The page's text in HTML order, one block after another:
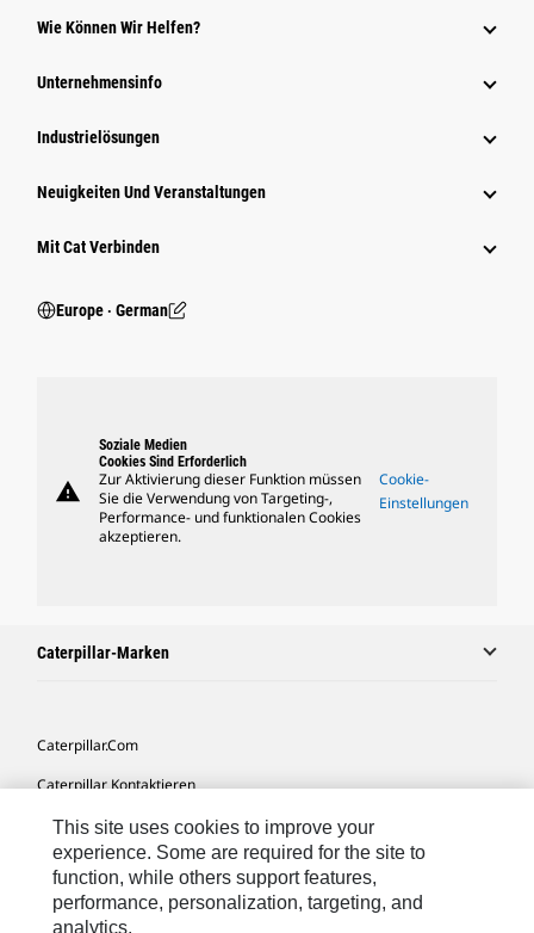
Wie Können Wir Helfen?
Unternehmensinfo
Industrielösungen
Neuigkeiten Und Veranstaltungen
Mit Cat Verbinden
Europe ‧ German
warning
Soziale Medien
Cookies Sind Erforderlich
Zur Aktivierung dieser Funktion müssen
Sie die Verwendung von Targeting-,
Performance- und funktionalen Cookies
akzeptieren.
Cookie-
Einstellungen
Caterpillar-Marken
Caterpillar.com
Caterpillar Kontaktieren
Meine Marketing-Präferenzen
Seitenübersicht
Cookie Settings
This site uses cookies to improve your
experience. Some are required for the site to
function, while others support features,
performance, personalization, targeting, and
analytics.